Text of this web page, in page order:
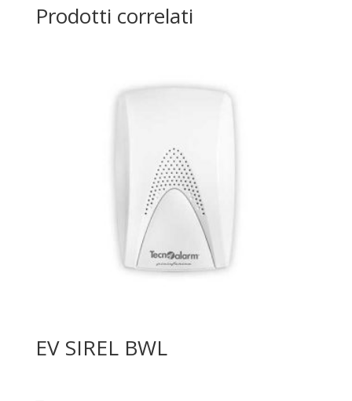
Prodotti correlati
EV SIREL BWL